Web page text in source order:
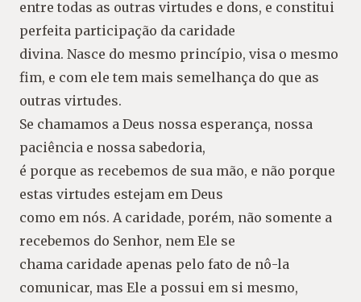
entre todas as outras virtudes e dons, e constitui
perfeita participação da caridade
divina. Nasce do mesmo princípio, visa o mesmo
fim, e com ele tem mais semelhança do que as
outras virtudes.
Se chamamos a Deus nossa esperança, nossa
paciência e nossa sabedoria,
é porque as recebemos de sua mão, e não porque
estas virtudes estejam em Deus
como em nós. A caridade, porém, não somente a
recebemos do Senhor, nem Ele se
chama caridade apenas pelo fato de nô-la
comunicar, mas Ele a possui em si mesmo,